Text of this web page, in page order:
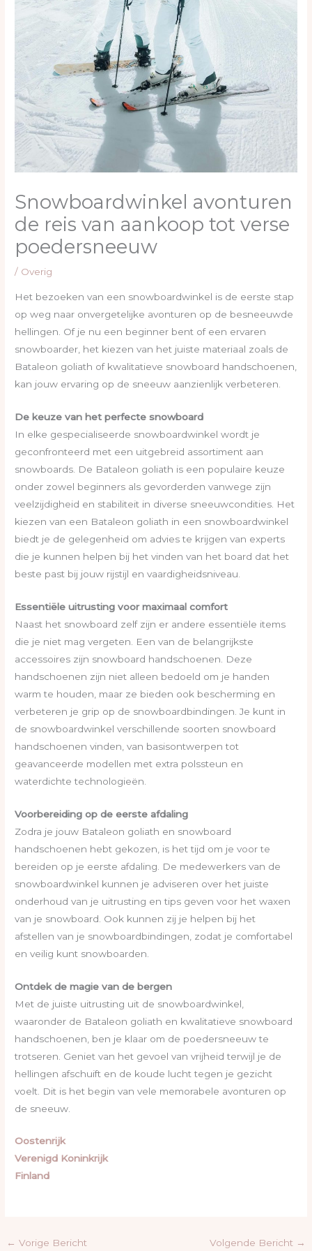
Snowboardwinkel avonturen
de reis van aankoop tot verse
poedersneeuw
/ Overig
Het bezoeken van een snowboardwinkel is de eerste stap
op weg naar onvergetelijke avonturen op de besneeuwde
hellingen. Of je nu een beginner bent of een ervaren
snowboarder, het kiezen van het juiste materiaal zoals de
Bataleon goliath of kwalitatieve snowboard handschoenen,
kan jouw ervaring op de sneeuw aanzienlijk verbeteren.
De keuze van het perfecte snowboard
In elke gespecialiseerde snowboardwinkel wordt je
geconfronteerd met een uitgebreid assortiment aan
snowboards. De Bataleon goliath is een populaire keuze
onder zowel beginners als gevorderden vanwege zijn
veelzijdigheid en stabiliteit in diverse sneeuwcondities. Het
kiezen van een Bataleon goliath in een snowboardwinkel
biedt je de gelegenheid om advies te krijgen van experts
die je kunnen helpen bij het vinden van het board dat het
beste past bij jouw rijstijl en vaardigheidsniveau.
Essentiële uitrusting voor maximaal comfort
Naast het snowboard zelf zijn er andere essentiële items
die je niet mag vergeten. Een van de belangrijkste
accessoires zijn snowboard handschoenen. Deze
handschoenen zijn niet alleen bedoeld om je handen
warm te houden, maar ze bieden ook bescherming en
verbeteren je grip op de snowboardbindingen. Je kunt in
de snowboardwinkel verschillende soorten snowboard
handschoenen vinden, van basisontwerpen tot
geavanceerde modellen met extra polssteun en
waterdichte technologieën.
Voorbereiding op de eerste afdaling
Zodra je jouw Bataleon goliath en snowboard
handschoenen hebt gekozen, is het tijd om je voor te
bereiden op je eerste afdaling. De medewerkers van de
snowboardwinkel kunnen je adviseren over het juiste
onderhoud van je uitrusting en tips geven voor het waxen
van je snowboard. Ook kunnen zij je helpen bij het
afstellen van je snowboardbindingen, zodat je comfortabel
en veilig kunt snowboarden.
Ontdek de magie van de bergen
Met de juiste uitrusting uit de snowboardwinkel,
waaronder de Bataleon goliath en kwalitatieve snowboard
handschoenen, ben je klaar om de poedersneeuw te
trotseren. Geniet van het gevoel van vrijheid terwijl je de
hellingen afschuift en de koude lucht tegen je gezicht
voelt. Dit is het begin van vele memorabele avonturen op
de sneeuw.
Oostenrijk
Verenigd Koninkrijk
Finland
← Vorige Bericht Volgende Bericht →